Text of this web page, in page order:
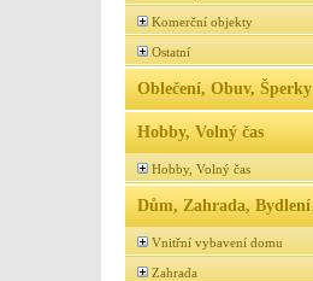
Komerční objekty
Ostatní
Oblečení, Obuv, Šperky
Hobby, Volný čas
Hobby, Volný čas
Dům, Zahrada, Bydlení
Vnitřní vybavení domu
Zahrada